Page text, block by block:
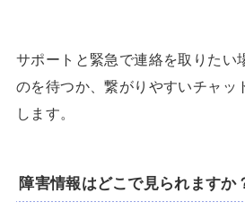
サポートと緊急で連絡を取りたい
のを待つか、繋がりやすいチャッ
します。
障害情報はどこで見られますか